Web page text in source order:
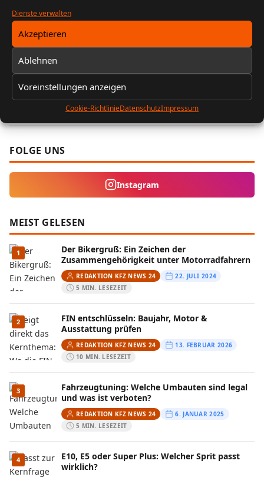
Dienste verwalten
Akzeptieren
Ablehnen
Voreinstellungen anzeigen
Cookie-RichtlinieDatenschutzImpressum
Lösungen finden
5
Probleme beim Bremsen: Mögliche Ursachen
und Lösungen
4 MIN. LESEZEIT
FOLGE UNS
Instagram
MEIST GELESEN
1
Der Bikergruß: Ein Zeichen der
Zusammengehörigkeit unter Motorradfahrern
REDAKTION KFZ NEWS 24
22. JULI 2024
5 MIN. LESEZEIT
2
FIN entschlüsseln: Baujahr, Motor &
Ausstattung prüfen
REDAKTION KFZ NEWS 24
13. FEBRUAR 2026
10 MIN. LESEZEIT
3
Fahrzeugtuning: Welche Umbauten sind legal
und was ist verboten?
REDAKTION KFZ NEWS 24
6. JANUAR 2025
5 MIN. LESEZEIT
4
E10, E5 oder Super Plus: Welcher Sprit passt
wirklich?